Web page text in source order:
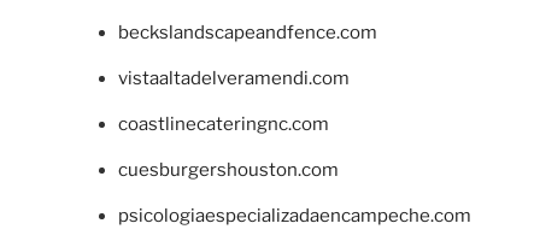
beckslandscapeandfence.com
vistaaltadelveramendi.com
coastlinecateringnc.com
cuesburgershouston.com
psicologiaespecializadaencampeche.com